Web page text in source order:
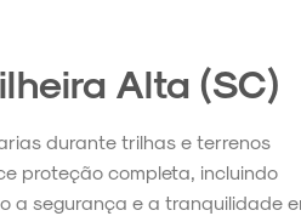
Alta (SC)
durante trilhas e terrenos
proteção completa, incluindo
a segurança e a tranquilidade